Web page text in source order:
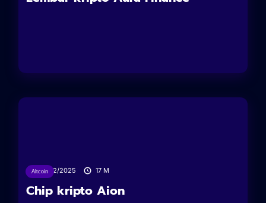
Altcoin10/02/2025 17 M
Chip kripto Aion